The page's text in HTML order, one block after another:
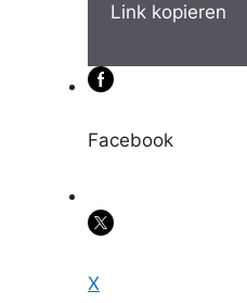
Link kopieren
Facebook
X